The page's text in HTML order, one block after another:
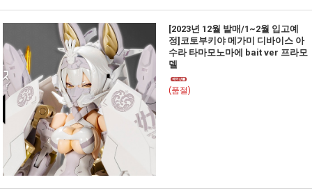
[2023년 12월 발매/1~2월 입고예
정]코토부키야 메가미 디바이스 아
수라 타마모노마에 bait ver 프라모
델
(품절)